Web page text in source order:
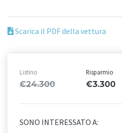
Scarica il PDF della vettura
Listino
€24.300
Risparmio
€3.300
SONO INTERESSATO A: